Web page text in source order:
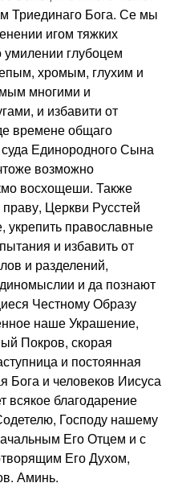
Триединаго Бога. Се мы
игом тяжких
умилении глубоцем
хромым, глухим и
многими и
и избавити от
времене общаго
Единородного Сына
возможно
восхощеши. Также
Церкви Русстей
укрепить православные
и избавить от
и разделений,
и да познают
Честному Образу
наше Украшение,
Покров, скорая
и постоянная
Бога и человеков Иисуса
всякое благодарение
Господу нашему
Его Отцем и с
Его Духом,
Аминь.